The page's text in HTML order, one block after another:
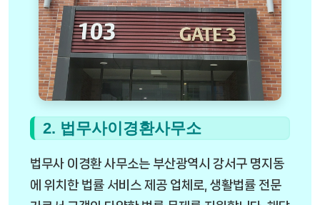
2. 법무사이경환사무소
법무사 이경환 사무소는 부산광역시 강서구 명지동
에 위치한 법률 서비스 제공 업체로, 생활법률 전문